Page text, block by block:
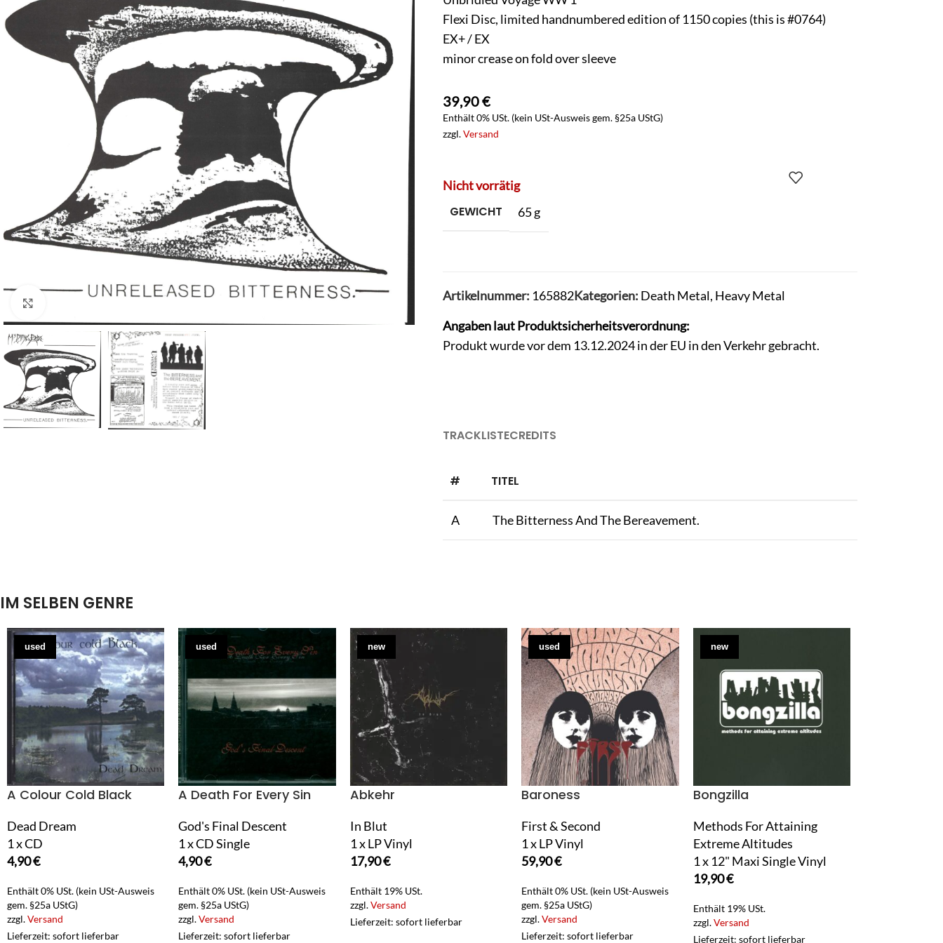
Flexi Disc, limited handnumbered edition of 1150 copies (this is #0764)
EX+ / EX
minor crease on fold over sleeve
39,90€
Enthält 0% USt. (kein USt-Ausweis gem. §25a UStG)
zzgl.Versand
Nicht vorrätig
GEWICHT 65 g
Artikelnummer: 165882Kategorien: Death Metal, Heavy Metal
Angaben laut Produktsicherheitsverordnung:
Produkt wurde vor dem 13.12.2024 in der EU in den Verkehr gebracht.
TRACKLISTECREDITS
# TITEL
A The Bitterness And The Bereavement.
IM SELBEN GENRE
used
A Colour Cold Black
Dead Dream
1 x CD
4,90€
Enthält 0% USt. (kein USt-Ausweis
gem. §25a UStG)
zzgl.Versand
Lieferzeit: sofort lieferbar
used
A Death For Every Sin
God's Final Descent
1 x CD Single
4,90€
Enthält 0% USt. (kein USt-Ausweis
gem. §25a UStG)
zzgl.Versand
Lieferzeit: sofort lieferbar
new
Abkehr
In Blut
1 x LP Vinyl
17,90€
Enthält 19% USt.
zzgl.Versand
Lieferzeit: sofort lieferbar
used
Baroness
First & Second
1 x LP Vinyl
59,90€
Enthält 0% USt. (kein USt-Ausweis
gem. §25a UStG)
zzgl.Versand
Lieferzeit: sofort lieferbar
new
Bongzilla
Methods For Attaining
Extreme Altitudes
1 x 12" Maxi Single Vinyl
19,90€
Enthält 19% USt.
zzgl.Versand
Lieferzeit: sofort lieferbar